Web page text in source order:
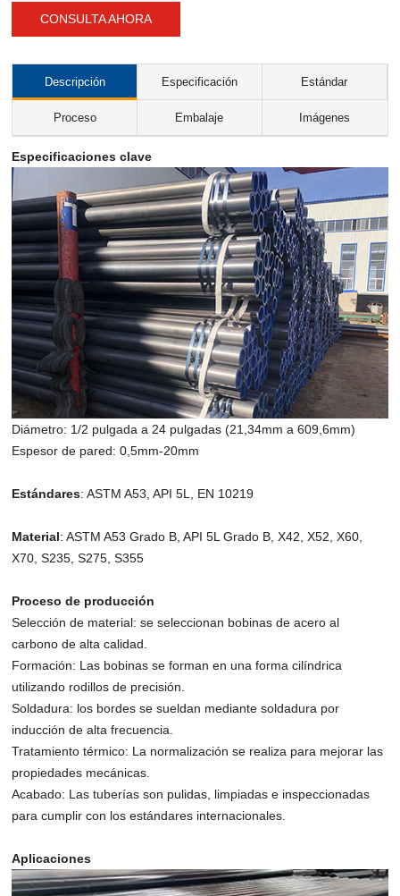
CONSULTA AHORA
Descripción Especificación Estándar
Proceso Embalaje Imágenes
Especificaciones clave
Diámetro: 1/2 pulgada a 24 pulgadas (21,34mm a 609,6mm)
Espesor de pared: 0,5mm-20mm
Estándares: ASTM A53, API 5L, EN 10219
Material: ASTM A53 Grado B, API 5L Grado B, X42, X52, X60,
X70, S235, S275, S355
Proceso de producción
Selección de material: se seleccionan bobinas de acero al
carbono de alta calidad.
Formación: Las bobinas se forman en una forma cilíndrica
utilizando rodillos de precisión.
Soldadura: los bordes se sueldan mediante soldadura por
inducción de alta frecuencia.
Tratamiento térmico: La normalización se realiza para mejorar las
propiedades mecánicas.
Acabado: Las tuberías son pulidas, limpiadas e inspeccionadas
para cumplir con los estándares internacionales.
Aplicaciones